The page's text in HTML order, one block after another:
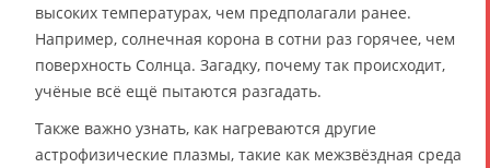
высоких температурах, чем предполагали ранее.
Например, солнечная корона в сотни раз горячее, чем
поверхность Солнца. Загадку, почему так происходит,
учёные всё ещё пытаются разгадать.
Также важно узнать, как нагреваются другие
астрофизические плазмы, такие как межзвёздная среда